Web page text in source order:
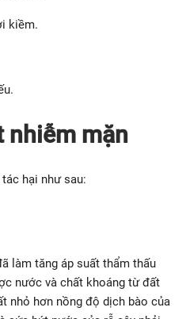
kiềm.
nhiễm mặn
hại như sau:
làm tăng áp suất thẩm thấu
nước và chất khoáng từ đất
nhỏ hơn nồng độ dịch bào của